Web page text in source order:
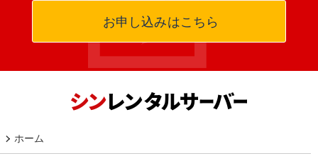
お申し込みはこちら
ホーム